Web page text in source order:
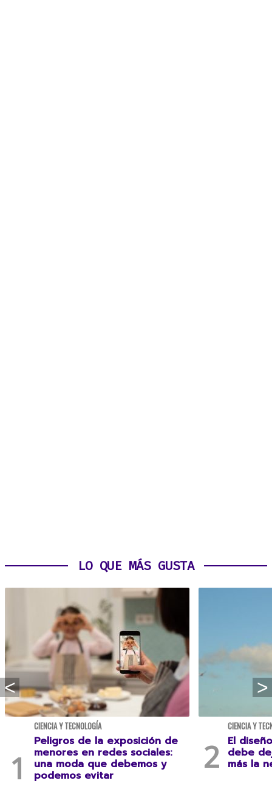
LO QUE MÁS GUSTA
CIENCIA Y TECNOLOGÍA
Peligros de la exposición de
menores en redes sociales:
una moda que debemos y
podemos evitar
CIENCIA Y
El
debe
más la